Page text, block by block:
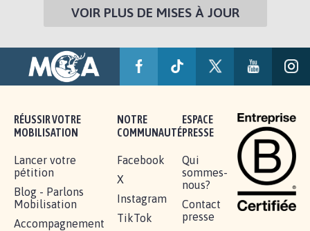
VOIR PLUS DE MISES À JOUR
RÉUSSIR VOTRE
MOBILISATION
Lancer votre
pétition
Blog - Parlons
Mobilisation
Accompagnement
NOTRE
COMMUNAUTÉ
Facebook
X
Instagram
TikTok
ESPACE
PRESSE
Qui
sommes-
nous?
Contact
presse